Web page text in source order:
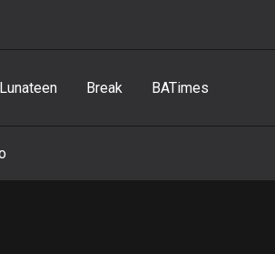
Lunateen Break BATimes